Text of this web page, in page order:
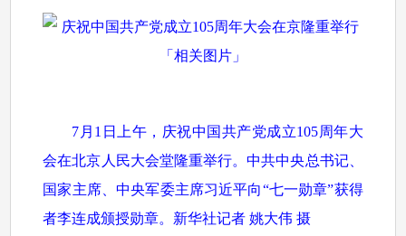
7月1日上午，庆祝中国共产党成立105周年大
会在北京人民大会堂隆重举行。中共中央总书记、
国家主席、中央军委主席习近平向“七一勋章”获得
者李连成颁授勋章。新华社记者 姚大伟 摄